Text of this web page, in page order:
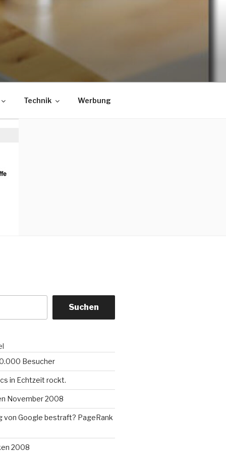
Technik Werbung
Suchen
Besucher
in Echtzeit rockt.
November 2008
von Google bestraft? PageRank
2008